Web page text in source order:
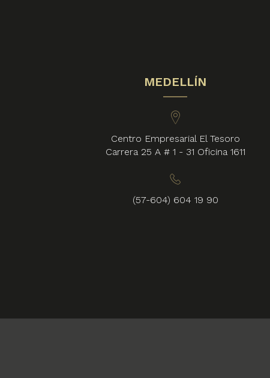
MEDELLÍN
Centro Empresarial El Tesoro
Carrera 25 A # 1 - 31 Oficina 1611
(57-604) 604 19 90